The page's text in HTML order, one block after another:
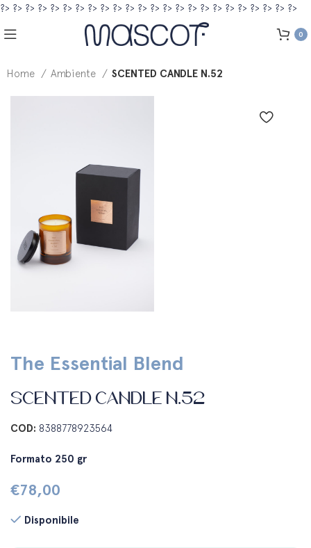
?> ?> ?> ?> ?> ?> ?> ?> ?> ?> ?> ?> ?> ?> ?> ?> ?> ?> ?> ?> ?> ?> ?> ?>
0
Home Ambiente SCENTED CANDLE N.52
The Essential Blend
SCENTED CANDLE N.52
COD: 8388778923564
Formato 250 gr
€78,00
Disponibile